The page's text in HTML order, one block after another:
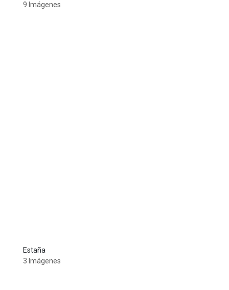
9 Imágenes
Estaña
3 Imágenes